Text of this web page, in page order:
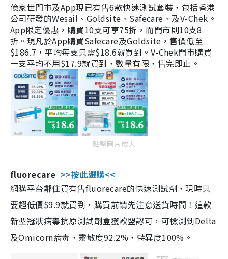
億家世門市及App現已有售6款快速測試套裝，包括香港
公司研發的Wesail、Goldsite、Safecare、及V-Chek。
App限定優惠，購買10支可享75折，而門市則10支8
折。現凡於App購買Safecare及Goldsite，售價低至
$186.7，平均每支只需$18.6就買到。V-Chek門市購買
一支平均不用$17.9就買到，數量有限，售完即止。
點擊圖片放大
fluorecare >>按此選購<<
網購平台鄰住買有售fluorecare的快速測試劑，現時只
要超低價$9.9就買到，購買前請先注意送貨時間！這款
新型冠狀病毒抗原測試劑盒獲歐盟認可，可檢測到Delta
及Omicorn病毒，靈敏度92.2%，特異度100%。